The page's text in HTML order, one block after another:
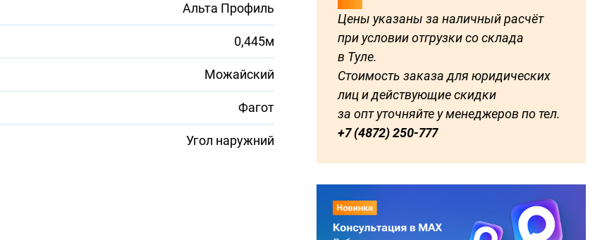
Альта Профиль
0,445м
Можайский
Фагот
Угол наружний
Цены указаны за наличный расчёт
при условии отгрузки со склада
в Туле.
Стоимость заказа для юридических
лиц и действующие скидки
за опт уточняйте у менеджеров по тел.
+7 (4872) 250-777